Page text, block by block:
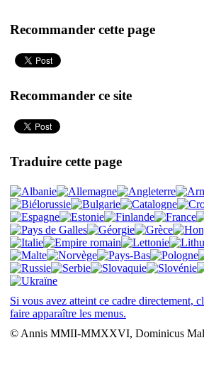
Recommander cette page
Recommander ce site
Traduire cette page
Si vous avez atteint ce cadre directement,
faire apparaître les menus.
© Annis MMII-MMXXVI, Dominicus